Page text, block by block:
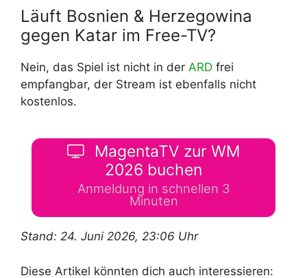
Läuft Bosnien & Herzegowina
gegen Katar im Free-TV?
Nein, das Spiel ist nicht in der ARD frei
empfangbar, der Stream ist ebenfalls nicht
kostenlos.
MagentaTV zur WM
2026 buchen
Anmeldung in schnellen 3
Minuten
Stand: 24. Juni 2026, 23:06 Uhr
Diese Artikel könnten dich auch interessieren: